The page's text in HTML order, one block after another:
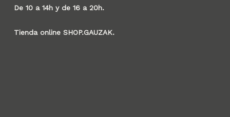
De 10 a 14h y de 16 a 20h.
Tienda online SHOP.GAUZAK.